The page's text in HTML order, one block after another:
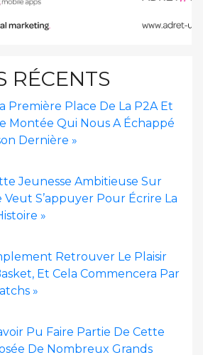
RÉCENTS
Première Place De La P2A Et
Montée Qui Nous A Échappé
Dernière »
Jeunesse Ambitieuse Sur
Veut S’appuyer Pour Écrire La
»
Retrouver Le Plaisir
Et Cela Commencera Par
»
Pu Faire Partie De Cette
De Nombreux Grands